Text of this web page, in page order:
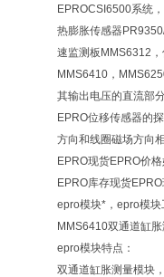
EPROCSI6500系统
热膨胀传感器
速监测板MMS6312
MMS6410，
其输出电压的直流部
EPRO位移传感器的
方向和线圈磁场方向
EPRO现货EPRO价
EPRO库存现货
epro模块*，epro模
MMS6410双通道缸
epro模块特点：
双通道缸胀测量模块